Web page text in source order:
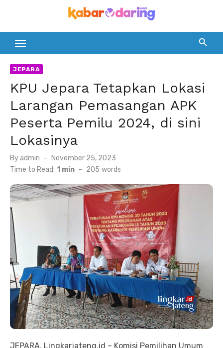
content
JEPARA
KPU Jepara Tetapkan Lokasi
Larangan Pemasangan APK
Peserta Pemilu 2024, di sini
Lokasinya
By admin
Posted
on
November 25, 2023
Time to Read: 1 min - 205 words
JEPARA, Lingkarjateng.id – Komisi Pemilihan Umum